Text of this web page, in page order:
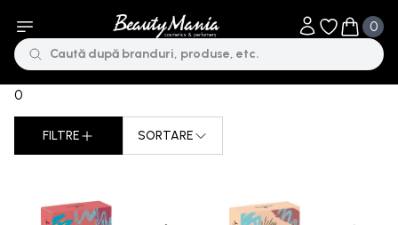
Obiecte în
0
Obiecte
0
FILTRE SORTARE